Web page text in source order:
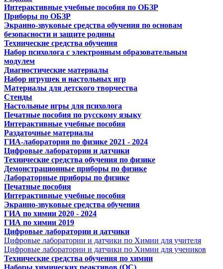
Интерактивные учебные пособия по ОБЗР
Приборы по ОБЗР
Экранно-звуковые средства обучения по основам
безопасности и защите родины
Технические средства обучения
Набор психолога с электронным образовательным
модулем
Диагностические материалы
Набор игрушек и настольных игр
Материалы для детского творчества
Стенды
Настольные игры для психолога
Печатные пособия по русскому языку
Интерактивные учебные пособия
Раздаточные материалы
ГИА-лаборатория по физике 2021 - 2024
Цифровые лаборатории и датчики
Технические средства обучения по физике
Демонстрационные приборы по физике
Лабораторные приборы по физике
Печатные пособия
Интерактивные учебные пособия
Экранно-звуковые средства обучения
ГИА по химии 2020 - 2024
ГИА по химии 2019
Цифровые лаборатории и датчики
Цифровые лаборатории и датчики по Химии для учителя
Цифровые лаборатории и датчики по Химии для учеников
Технические средства обучения по химии
Наборы химических реактивов (ОС)